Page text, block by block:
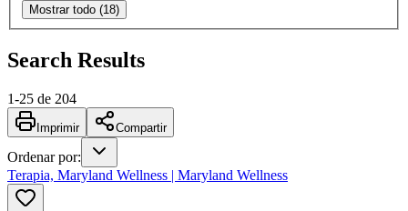
Mostrar todo (18)
Search Results
1-25 de 204
Imprimir Compartir
Ordenar por:
Terapia, Maryland Wellness | Maryland Wellness